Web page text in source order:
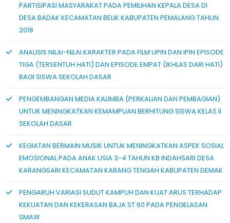
PARTISIPASI MASYARAKAT PADA PEMILIHAN KEPALA DESA DI
DESA BADAK KECAMATAN BELIK KABUPATEN PEMALANG TAHUN
2018
ANALISIS NILAI-NILAI KARAKTER PADA FILM UPIN DAN IPIN EPISODE
TIGA (TERSENTUH HATI) DAN EPISODE EMPAT (IKHLAS DARI HATI)
BAGI SISWA SEKOLAH DASAR
PENGEMBANGAN MEDIA KALIMBA (PERKALIAN DAN PEMBAGIAN)
UNTUK MENINGKATKAN KEMAMPUAN BERHITUNG SISWA KELAS II
SEKOLAH DASAR
KEGIATAN BERMAIN MUSIK UNTUK MENINGKATKAN ASPEK SOSIAL
EMOSIONAL PADA ANAK USIA 3-4 TAHUN KB INDAHSARI DESA
KARANGSARI KECAMATAN KARANG TENGAH KABUPATEN DEMAK
PENGARUH VARIASI SUDUT KAMPUH DAN KUAT ARUS TERHADAP
KEKUATAN DAN KEKERASAN BAJA ST 60 PADA PENGELASAN
SMAW